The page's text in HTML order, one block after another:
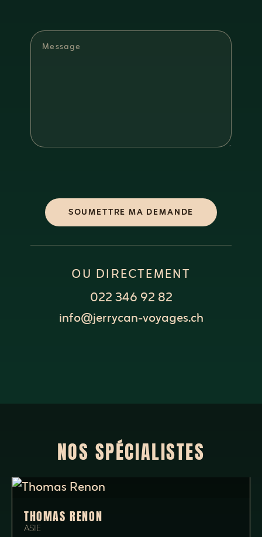
SOUMETTRE MA DEMANDE
OU DIRECTEMENT
022 346 92 82
info@jerrycan-voyages.ch
NOS SPÉCIALISTES
THOMAS RENON
ASIE